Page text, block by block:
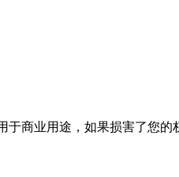
商业用途，如果损害了您的